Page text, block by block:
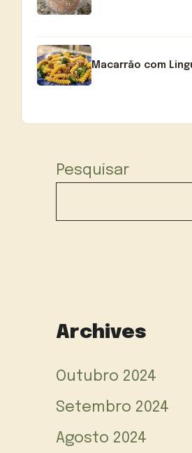
Macarrão com
Pesquisar
Archives
Outubro 2024
Setembro 2024
Agosto 2024